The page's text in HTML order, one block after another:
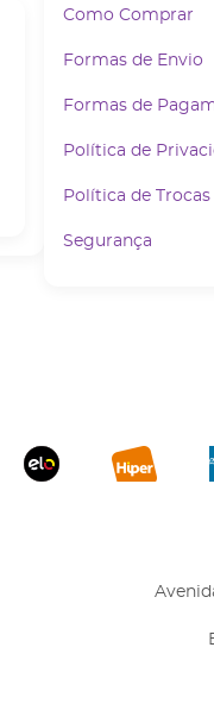
Como Comprar
Formas de Envio
Formas de
Política de
Política de
Segurança